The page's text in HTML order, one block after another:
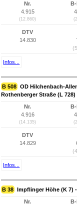
Nr.
4.915
(12.860)
DTV
14.830
Infos...
B 508 OD Hilchenbach-
Rothenberger Straße (L 728)
Nr.
4.916
(14.135)
DTV
14.829
Infos...
B 38 Impflinger Höhe (K 7)
Nr.